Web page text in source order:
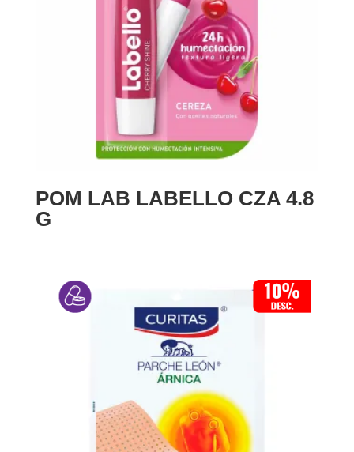
POM LAB LABELLO CZA 4.8
G